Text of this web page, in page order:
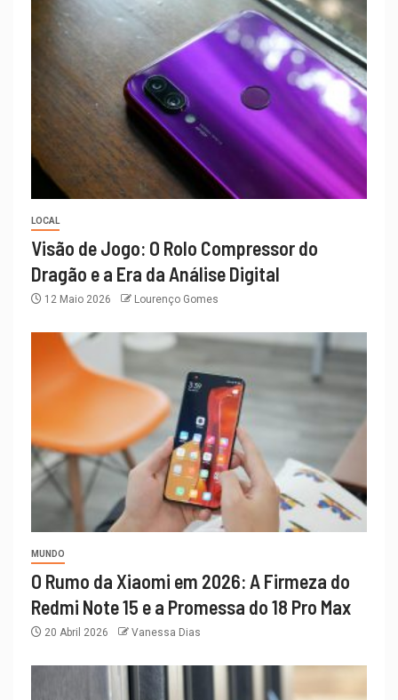
LOCAL
Visão de Jogo: O Rolo Compressor do
Dragão e a Era da Análise Digital
12 Maio 2026 Lourenço Gomes
MUNDO
O Rumo da Xiaomi em 2026: A Firmeza do
Redmi Note 15 e a Promessa do 18 Pro Max
20 Abril 2026 Vanessa Dias